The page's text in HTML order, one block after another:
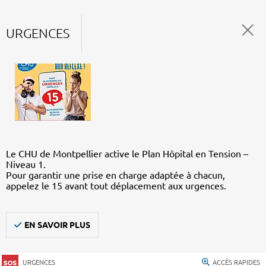
URGENCES
Le CHU de Montpellier active le Plan Hôpital en Tension –
Niveau 1.
Pour garantir une prise en charge adaptée à chacun,
appelez le 15 avant tout déplacement aux urgences.
EN SAVOIR PLUS
URGENCES ACCÈS RAPIDES